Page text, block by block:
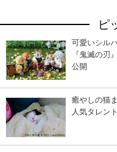
ピ
可愛いシル
『鬼滅の刃
公開
癒やしの猫
人気タレン